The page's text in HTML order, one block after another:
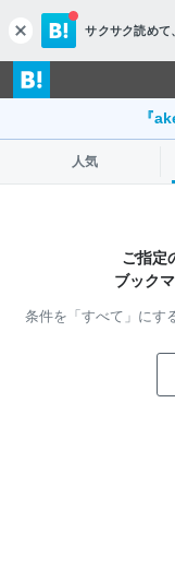
c
l
o
s
サクサク読めて
『
人気
ご指定
ブック
条件を「すべて」にす